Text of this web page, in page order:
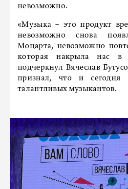
невозможно.
«Музыка – это продукт
невозможно снова
Моцарта, невозможно
которая накрыла нас
подчеркнул Вячеслав
признал, что и сегодня
талантливых музыкантов.